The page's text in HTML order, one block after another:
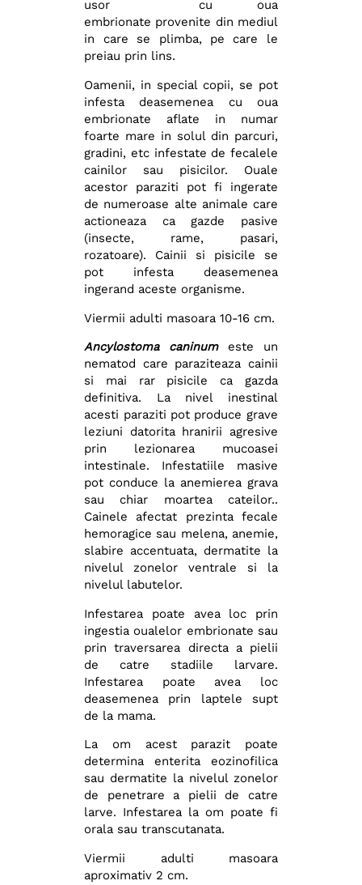
usor cu oua
embrionate provenite din mediul
in care se plimba, pe care le
preiau prin lins.
Oamenii, in special copii, se pot
infesta deasemenea cu oua
embrionate aflate in numar
foarte mare in solul din parcuri,
gradini, etc infestate de fecalele
cainilor sau pisicilor. Ouale
acestor paraziti pot fi ingerate
de numeroase alte animale care
actioneaza ca gazde pasive
(insecte, rame, pasari,
rozatoare). Cainii si pisicile se
pot infesta deasemenea
ingerand aceste organisme.
Viermii adulti masoara 10-16 cm.
Ancylostoma caninum este un
nematod care paraziteaza cainii
si mai rar pisicile ca gazda
definitiva. La nivel inestinal
acesti paraziti pot produce grave
leziuni datorita hranirii agresive
prin lezionarea mucoasei
intestinale. Infestatiile masive
pot conduce la anemierea grava
sau chiar moartea cateilor..
Cainele afectat prezinta fecale
hemoragice sau melena, anemie,
slabire accentuata, dermatite la
nivelul zonelor ventrale si la
nivelul labutelor.
Infestarea poate avea loc prin
ingestia oualelor embrionate sau
prin traversarea directa a pielii
de catre stadiile larvare.
Infestarea poate avea loc
deasemenea prin laptele supt
de la mama.
La om acest parazit poate
determina enterita eozinofilica
sau dermatite la nivelul zonelor
de penetrare a pielii de catre
larve. Infestarea la om poate fi
orala sau transcutanata.
Viermii adulti masoara
aproximativ 2 cm.